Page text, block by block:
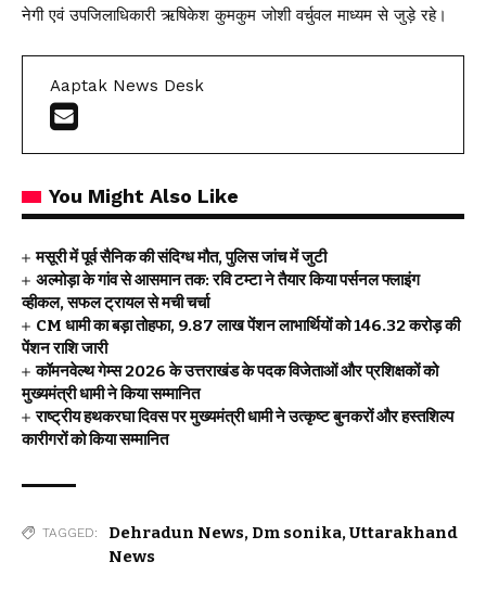
नेगी एवं उपजिलाधिकारी ऋषिकेश कुमकुम जोशी वर्चुवल माध्यम से जुड़े रहे।
Aaptak News Desk
You Might Also Like
मसूरी में पूर्व सैनिक की संदिग्ध मौत, पुलिस जांच में जुटी
अल्मोड़ा के गांव से आसमान तक: रवि टम्टा ने तैयार किया पर्सनल फ्लाइंग
व्हीकल, सफल ट्रायल से मची चर्चा
CM धामी का बड़ा तोहफा, 9.87 लाख पेंशन लाभार्थियों को ₹146.32 करोड़ की
पेंशन राशि जारी
कॉमनवेल्थ गेम्स 2026 के उत्तराखंड के पदक विजेताओं और प्रशिक्षकों को
मुख्यमंत्री धामी ने किया सम्मानित
राष्ट्रीय हथकरघा दिवस पर मुख्यमंत्री धामी ने उत्कृष्ट बुनकरों और हस्तशिल्प
कारीगरों को किया सम्मानित
TAGGED: Dehradun News, Dm sonika,Uttarakhand
News